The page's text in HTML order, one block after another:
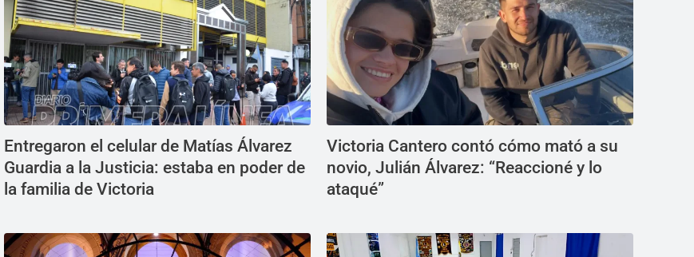
Entregaron el celular de Matías Álvarez
Guardia a la Justicia: estaba en poder de
la familia de Victoria
Victoria Cantero contó cómo mató a su
novio, Julián Álvarez: “Reaccioné y lo
ataqué”